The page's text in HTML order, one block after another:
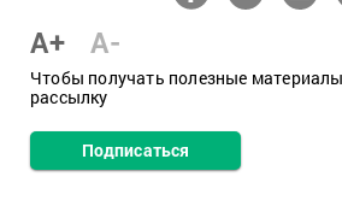
A+ A-
Чтобы получать полезные
рассылку
Подписаться